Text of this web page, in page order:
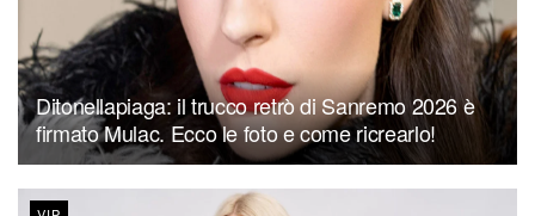
Ditonellapiaga: il trucco retrò di Sanremo 2026 è
firmato Mulac. Ecco le foto e come ricrearlo!